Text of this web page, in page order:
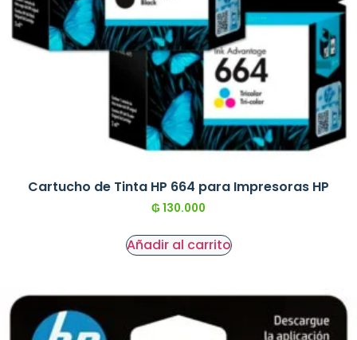
Cartucho de Tinta HP 664 para Impresoras HP
₲ 130.000
Añadir al carrito